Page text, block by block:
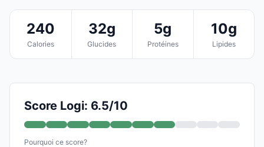
240
Calories
32g
Glucides
5g
Protéines
10g
Lipides
Score Logi: 6.5/10
Pourquoi ce score?